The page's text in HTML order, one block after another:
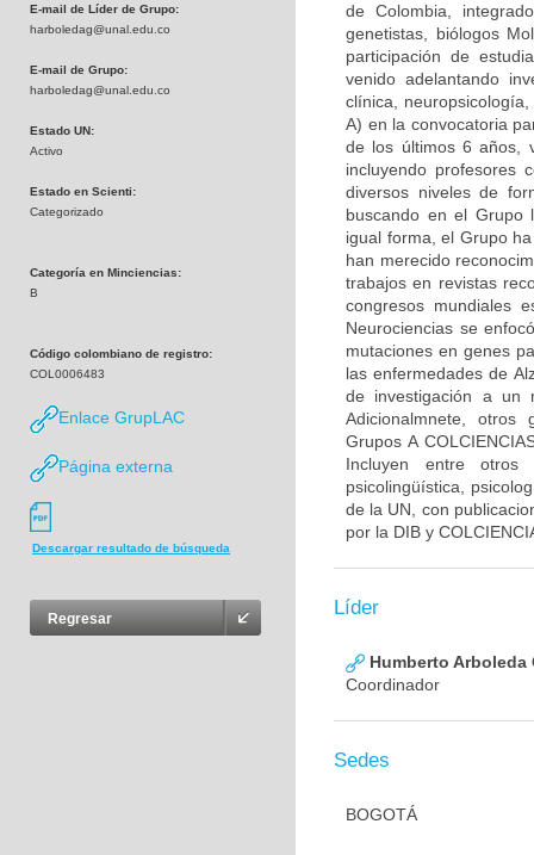
E-mail de Líder de Grupo:
harboledag@unal.edu.co
E-mail de Grupo:
harboledag@unal.edu.co
Estado UN:
Activo
Estado en Scienti:
Categorizado
Categoría en Minciencias:
B
Código colombiano de registro:
COL0006483
Enlace GrupLAC
Página externa
Descargar resultado de búsqueda
Regresar
de Colombia,
genetistas, biólogos
participación de
venido adelantando
clínica,
A) en la convocatoria
de los últimos 6 años,
incluyendo profesores
diversos niveles de
buscando en el Grupo
igual forma, el Grupo
han merecido
trabajos en revistas
congresos mundiales
Neurociencias se
mutaciones en genes
las enfermedades de
de investigación a un
Adicionalmnete, otros
Grupos A
Incluyen entre otros
psicolingüística,
de la UN, con
por la DIB y
Líder
Humberto Arboleda
Coordinador
Sedes
BOGOTÁ